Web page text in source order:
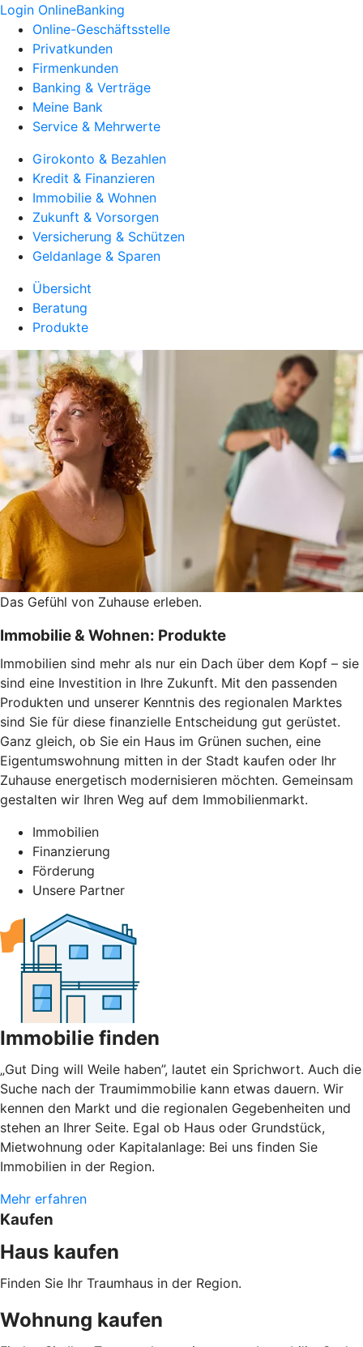
Login OnlineBanking
Online-Geschäftsstelle
Privatkunden
Firmenkunden
Banking & Verträge
Meine Bank
Service & Mehrwerte
Girokonto & Bezahlen
Kredit & Finanzieren
Immobilie & Wohnen
Zukunft & Vorsorgen
Versicherung & Schützen
Geldanlage & Sparen
Übersicht
Beratung
Produkte
Das Gefühl von Zuhause erleben.
Immobilie & Wohnen: Produkte
Immobilien sind mehr als nur ein Dach über dem Kopf – sie
sind eine Investition in Ihre Zukunft. Mit den passenden
Produkten und unserer Kenntnis des regionalen Marktes
sind Sie für diese finanzielle Entscheidung gut gerüstet.
Ganz gleich, ob Sie ein Haus im Grünen suchen, eine
Eigentumswohnung mitten in der Stadt kaufen oder Ihr
Zuhause energetisch modernisieren möchten. Gemeinsam
gestalten wir Ihren Weg auf dem Immobilienmarkt.
Immobilien
Finanzierung
Förderung
Unsere Partner
Immobilie finden
„Gut Ding will Weile haben”, lautet ein Sprichwort. Auch die
Suche nach der Traumimmobilie kann etwas dauern. Wir
kennen den Markt und die regionalen Gegebenheiten und
stehen an Ihrer Seite. Egal ob Haus oder Grundstück,
Mietwohnung oder Kapitalanlage: Bei uns finden Sie
Immobilien in der Region.
Mehr erfahren
Kaufen
Haus kaufen
Finden Sie Ihr Traumhaus in der Region.
Wohnung kaufen